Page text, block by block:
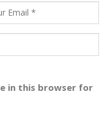
in this browser for